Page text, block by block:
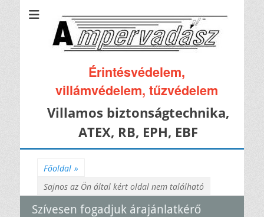
Érintésvédelem,
villámvédelem, tűzvédelem
Villamos biztonságtechnika,
ATEX, RB, EPH, EBF
Főoldal »
Sajnos az Ön által kért oldal nem található
Szívesen fogadjuk árajánlatkérő